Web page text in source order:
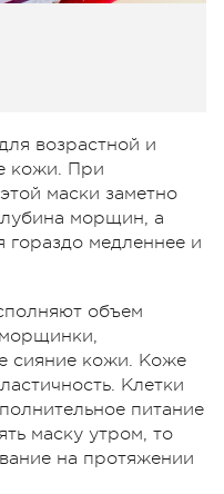
возрастной и
кожи. При
маски заметно
морщин, а
медленнее и
объем
сияние кожи. Коже
Клетки
питание
маску утром, то
на протяжении